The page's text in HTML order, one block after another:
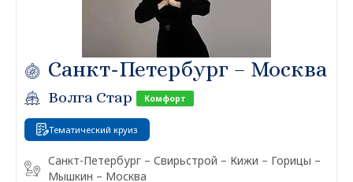
Санкт-Петербург – Москва
Волга Стар Комфорт
Тематический круиз
Санкт-Петербург – Свирьстрой – Кижи – Горицы –
Мышкин – Москва